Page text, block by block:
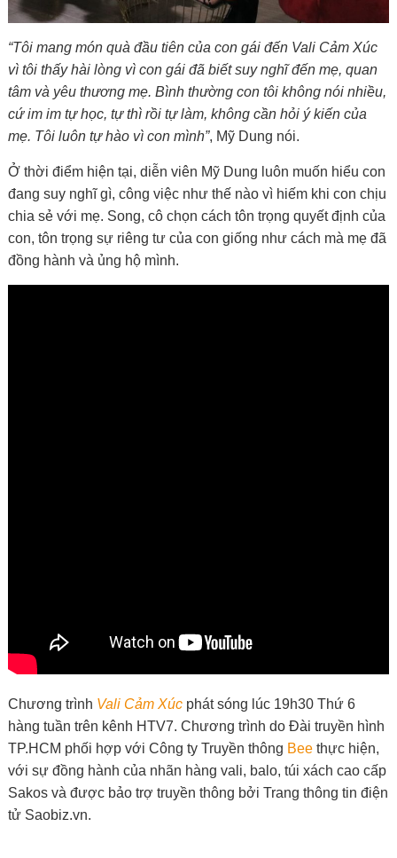
“Tôi mang món quà đầu tiên của con gái đến Vali Cảm Xúc
vì tôi thấy hài lòng vì con gái đã biết suy nghĩ đến mẹ, quan
tâm và yêu thương mẹ. Bình thường con tôi không nói nhiều,
cứ im im tự học, tự thì rồi tự làm, không cần hỏi ý kiến của
mẹ. Tôi luôn tự hào vì con mình”, Mỹ Dung nói.
Ở thời điểm hiện tại, diễn viên Mỹ Dung luôn muốn hiểu con
đang suy nghĩ gì, công việc như thế nào vì hiếm khi con chịu
chia sẻ với mẹ. Song, cô chọn cách tôn trọng quyết định của
con, tôn trọng sự riêng tư của con giống như cách mà mẹ đã
đồng hành và ủng hộ mình.
Chương trình Vali Cảm Xúcphát sóng lúc 19h30 Thứ 6
hàng tuần trên kênh HTV7. Chương trình do Đài truyền hình
TP.HCM phối hợp với Công ty Truyền thông Beethực hiện,
với sự đồng hành của nhãn hàng vali, balo, túi xách cao cấp
Sakos và được bảo trợ truyền thông bởi Trang thông tin điện
tử Saobiz.vn.